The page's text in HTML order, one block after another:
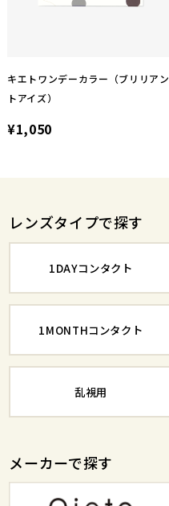
キエトワンデーカラー（ブリリアン
トアイズ）
¥1,050
レンズタイプで探す
1DAYコンタクト
1MONTHコンタクト
乱視用
メーカーで探す